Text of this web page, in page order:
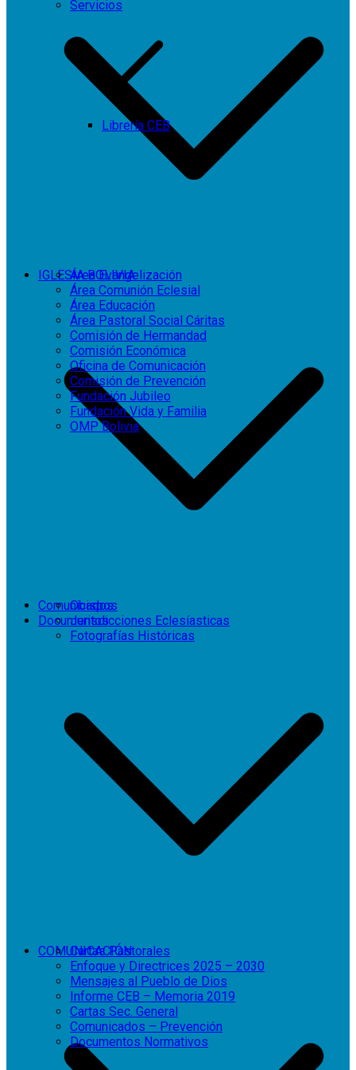
Servicios
Librería CEB
Área Evangelización
Área Comunión Eclesial
Área Educación
Área Pastoral Social Cáritas
Comisión de Hermandad
Comisión Económica
Oficina de Comunicación
Comisión de Prevención
Fundación Jubileo
Fundación Vida y Familia
OMP Bolivia
IGLESIA BOLIVIA
Obispos
Jurisdicciones Eclesíasticas
Fotografías Históricas
Comunicados
Documentos
Cartas Pastorales
Enfoque y Directrices 2025 – 2030
Mensajes al Pueblo de Dios
Informe CEB – Memoria 2019
Cartas Sec. General
Comunicados – Prevención
Documentos Normativos
COMUNICACIÓN